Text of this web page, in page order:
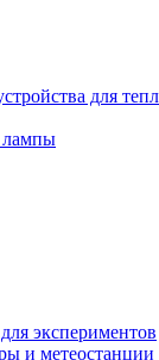
для
лампы
экспериментов
и метеостанции